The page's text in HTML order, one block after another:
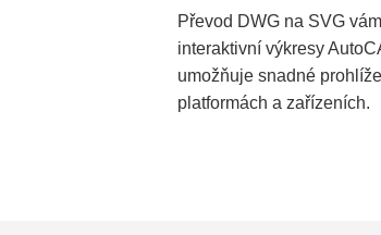
Převod DWG na SVG
interaktivní výkresy
umožňuje snadné
platformách a zařízeních.